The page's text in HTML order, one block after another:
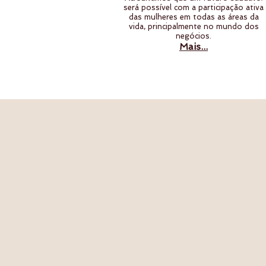
será possível com a participação ativa
das mulheres em todas as áreas da
vida, principalmente no mundo dos
negócios.
Mais...